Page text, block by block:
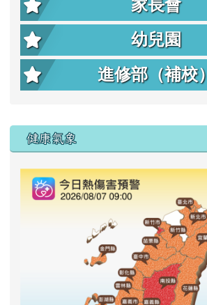
家長會
幼兒園
進修部（補校）
右邊區域內容
健康氣象